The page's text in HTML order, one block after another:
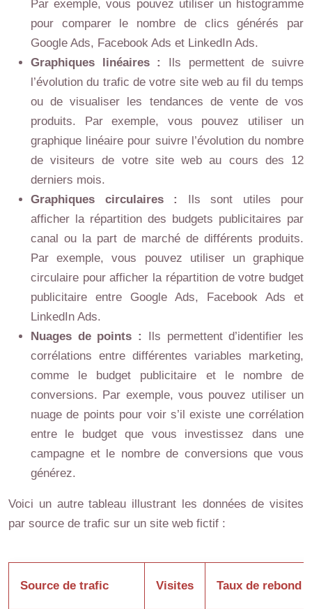
Par exemple, vous pouvez utiliser un histogramme
pour comparer le nombre de clics générés par
Google Ads, Facebook Ads et LinkedIn Ads.
Graphiques linéaires : Ils permettent de suivre
l’évolution du trafic de votre site web au fil du temps
ou de visualiser les tendances de vente de vos
produits. Par exemple, vous pouvez utiliser un
graphique linéaire pour suivre l’évolution du nombre
de visiteurs de votre site web au cours des 12
derniers mois.
Graphiques circulaires : Ils sont utiles pour
afficher la répartition des budgets publicitaires par
canal ou la part de marché de différents produits.
Par exemple, vous pouvez utiliser un graphique
circulaire pour afficher la répartition de votre budget
publicitaire entre Google Ads, Facebook Ads et
LinkedIn Ads.
Nuages de points : Ils permettent d’identifier les
corrélations entre différentes variables marketing,
comme le budget publicitaire et le nombre de
conversions. Par exemple, vous pouvez utiliser un
nuage de points pour voir s’il existe une corrélation
entre le budget que vous investissez dans une
campagne et le nombre de conversions que vous
générez.
Voici un autre tableau illustrant les données de visites
par source de trafic sur un site web fictif :
Source de trafic Visites Taux de rebond